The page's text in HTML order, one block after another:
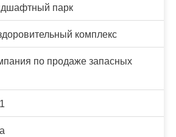
парк
комплекс
по продаже запасных